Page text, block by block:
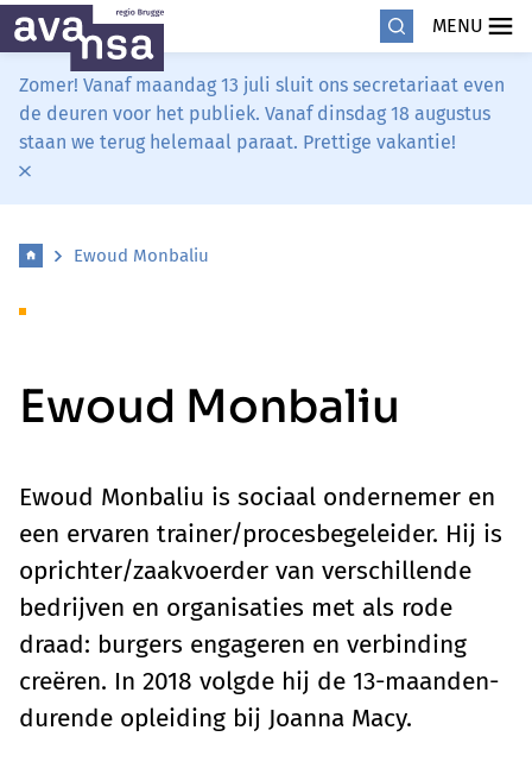
MENU
Zomer! Vanaf maandag 13 juli sluit ons secretariaat even
de deuren voor het publiek. Vanaf dinsdag 18 augustus
staan we terug helemaal paraat. Prettige vakantie!
Ewoud Monbaliu
Ewoud Monbaliu
Ewoud Monbaliu is sociaal ondernemer en
een ervaren trainer/procesbegeleider. Hij is
oprichter/zaakvoerder van verschillende
bedrijven en organisaties met als rode
draad: burgers engageren en verbinding
creëren. In 2018 volgde hij de 13-maanden-
durende opleiding bij Joanna Macy.